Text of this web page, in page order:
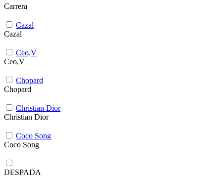
Carrera
Cazal
Cazal
Ceo,V
Ceo,V
Chopard
Chopard
Christian Dior
Christian Dior
Coco Song
Coco Song
DESPADA